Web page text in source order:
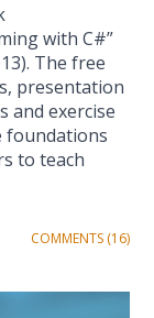
with C#”
The free
presentation
and exercise
foundations
to teach
COMMENTS (16)